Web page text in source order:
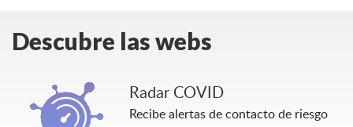
Descubre las webs
Radar COVID
Recibe alertas de contacto de riesgo